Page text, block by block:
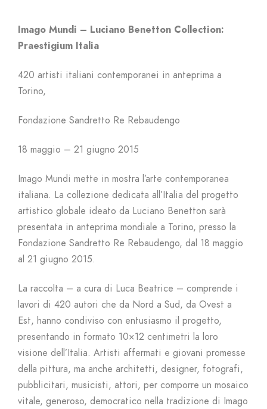
Imago Mundi – Luciano Benetton Collection:
Praestigium Italia
420 artisti italiani contemporanei in anteprima a
Torino,
Fondazione Sandretto Re Rebaudengo
18 maggio – 21 giugno 2015
Imago Mundi mette in mostra l’arte contemporanea
italiana. La collezione dedicata all’Italia del progetto
artistico globale ideato da Luciano Benetton sarà
presentata in anteprima mondiale a Torino, presso la
Fondazione Sandretto Re Rebaudengo, dal 18 maggio
al 21 giugno 2015.
La raccolta – a cura di Luca Beatrice – comprende i
lavori di 420 autori che da Nord a Sud, da Ovest a
Est, hanno condiviso con entusiasmo il progetto,
presentando in formato 10×12 centimetri la loro
visione dell’Italia. Artisti affermati e giovani promesse
della pittura, ma anche architetti, designer, fotografi,
pubblicitari, musicisti, attori, per comporre un mosaico
vitale, generoso, democratico nella tradizione di Imago